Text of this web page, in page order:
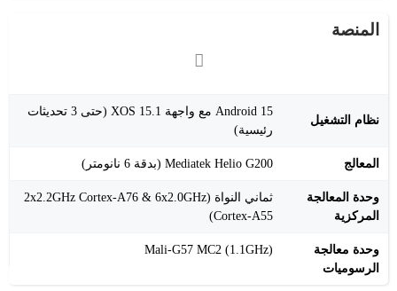
المنصة
نظام التشغيل
Android 15 مع واجهة XOS 15.1 (حتى 3 تحديثات
رئيسية)
المعالج Mediatek Helio G200 (بدقة 6 نانومتر)
وحدة المعالجة
المركزية
ثماني النواة (2x2.2GHz Cortex-A76 & 6x2.0GHz
Cortex-A55)
وحدة معالجة
الرسوميات
Mali-G57 MC2 (1.1GHz)